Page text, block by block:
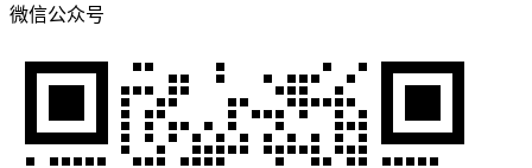
微信公众号